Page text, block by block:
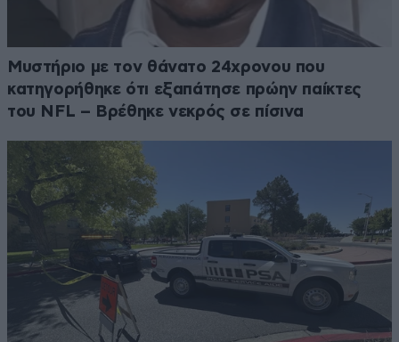
Μυστήριο με τον θάνατο 24χρονου που
κατηγορήθηκε ότι εξαπάτησε πρώην παίκτες
του NFL – Βρέθηκε νεκρός σε πίσινα